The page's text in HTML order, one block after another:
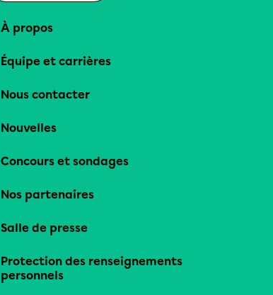
À propos
Équipe et carrières
Nous contacter
Nouvelles
Concours et sondages
Nos partenaires
Salle de presse
Protection des renseignements
personnels